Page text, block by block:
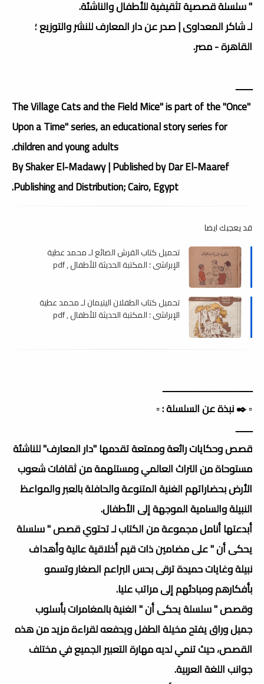
" سلسلة قصصية تثقيفية للأطفال والناشئة.
لـ شاكر المعداوى | صدر عن دار المعارف للنشر والتوزيع ؛
القاهرة - مصر.
ـــــــ
"The Village Cats and the Field Mice" is part of the "Once
Upon a Time" series, an educational story series for
children and young adults.
By Shaker El-Madawy | Published by Dar El-Maaref
Publishing and Distribution; Cairo, Egypt.
قد يعجبك ايضا
تحميل كتاب القرش الضائع لـ محمد عطية
الإبراشي ؛ المكتبة الحديثة للأطفال , pdf
تحميل كتاب الطفلان اليتيمان لـ محمد عطية
الإبراشي ؛ المكتبة الحديثة للأطفال , pdf
ــــــــــــــــــــــــــــــــــــــ
▫️ ✒️ نبذة عن السلسلة : ▫️
ـــــــ
قصص وحكايات رائعة وممتعة تقدمها "دار المعارف" للناشئة
مستوحاة من التراث العالمي ومستلهمة من ثقافات شعوب
الأرض بحضاراتهم الغنية المتنوعة والحافلة بالعبر والمواعظ
النبيلة والسامية الموجهة إلى الأطفال.
أبدعتها أنامل مجموعة من الكتاب لـ تحتوي قصص " سلسلة
يحكى أن " على مضامين ذات قيم أخلاقية عالية وأهداف
نبيلة وغايات حميدة ترقى بحس البراعم الصغار وتسمو
بأفكارهم ومبادئهم إلى مراتب عليا.
وقصص " سلسلة يحكى أن " الغنية بالمغامرات بأسلوب
جميل وراق يفتح مخيلة الطفل ويدفعه لقراءة مزيد من هذه
القصص، حيث تنمي لديه مهارة التعبير الجميع في مختلف
جوانب اللغة العربية.